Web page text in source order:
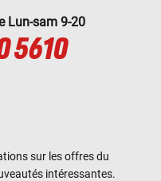
Lun-sam 9-20
5610
sur les offres du
intéressantes.